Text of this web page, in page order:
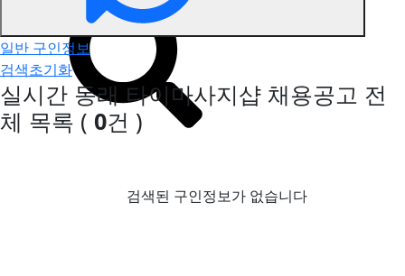
일반 구인정보
검색초기화
실시간 동래 타이마사지샵 채용공고 전
체 목록 ( 0건 )
검색된 구인정보가 없습니다